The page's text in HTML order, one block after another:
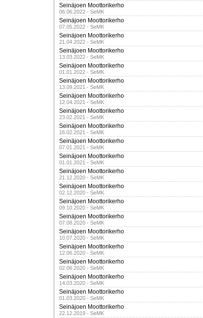
Seinäjoen Moottorikerho
06.06.2022 - SeMK
Seinäjoen Moottorikerho
07.05.2022 - SeMK
Seinäjoen Moottorikerho
21.04.2022 - SeMK
Seinäjoen Moottorikerho
13.03.2022 - SeMK
Seinäjoen Moottorikerho
01.01.2022 - SeMK
Seinäjoen Moottorikerho
13.09.2021 - SeMK
Seinäjoen Moottorikerho
12.04.2021 - SeMK
Seinäjoen Moottorikerho
23.02.2021 - SeMK
Seinäjoen Moottorikerho
16.02.2021 - SeMK
Seinäjoen Moottorikerho
07.01.2021 - SeMK
Seinäjoen Moottorikerho
01.01.2021 - SeMK
Seinäjoen Moottorikerho
21.12.2020 - SeMK
Seinäjoen Moottorikerho
02.12.2020 - SeMK
Seinäjoen Moottorikerho
09.10.2020 - SeMK
Seinäjoen Moottorikerho
07.08.2020 - SeMK
Seinäjoen Moottorikerho
10.07.2020 - SeMK
Seinäjoen Moottorikerho
12.06.2020 - SeMK
Seinäjoen Moottorikerho
02.06.2020 - SeMK
Seinäjoen Moottorikerho
14.03.2020 - SeMK
Seinäjoen Moottorikerho
01.03.2020 - SeMK
Seinäjoen Moottorikerho
22.12.2019 - SeMK